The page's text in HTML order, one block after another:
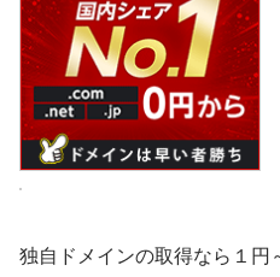
独自ドメインの取得なら１円